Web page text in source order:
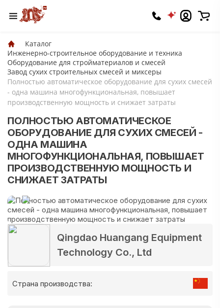
Каталог
Инженерно-строительное оборудование и техника
Оборудование для стройматериалов и смесей
Завод сухих строительных смесей и миксеры
Полностью автоматическое оборудование для сухих смесей
- одна машина многофункциональная, повышает
производственную мощность и снижает затраты
ПОЛНОСТЬЮ АВТОМАТИЧЕСКОЕ
ОБОРУДОВАНИЕ ДЛЯ СУХИХ СМЕСЕЙ -
ОДНА МАШИНА
МНОГОФУНКЦИОНАЛЬНАЯ, ПОВЫШАЕТ
ПРОИЗВОДСТВЕННУЮ МОЩНОСТЬ И
СНИЖАЕТ ЗАТРАТЫ
Qingdao Huangang Equipment
Technology Co., Ltd
Страна производства: